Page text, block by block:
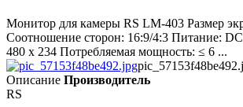
Монитор для камеры RS LM-403 Размер
Соотношение сторон: 16:9/4:3 Питание:
480 x 234 Потребляемая мощность: ≤ 6 ...
Описание Производитель
RS